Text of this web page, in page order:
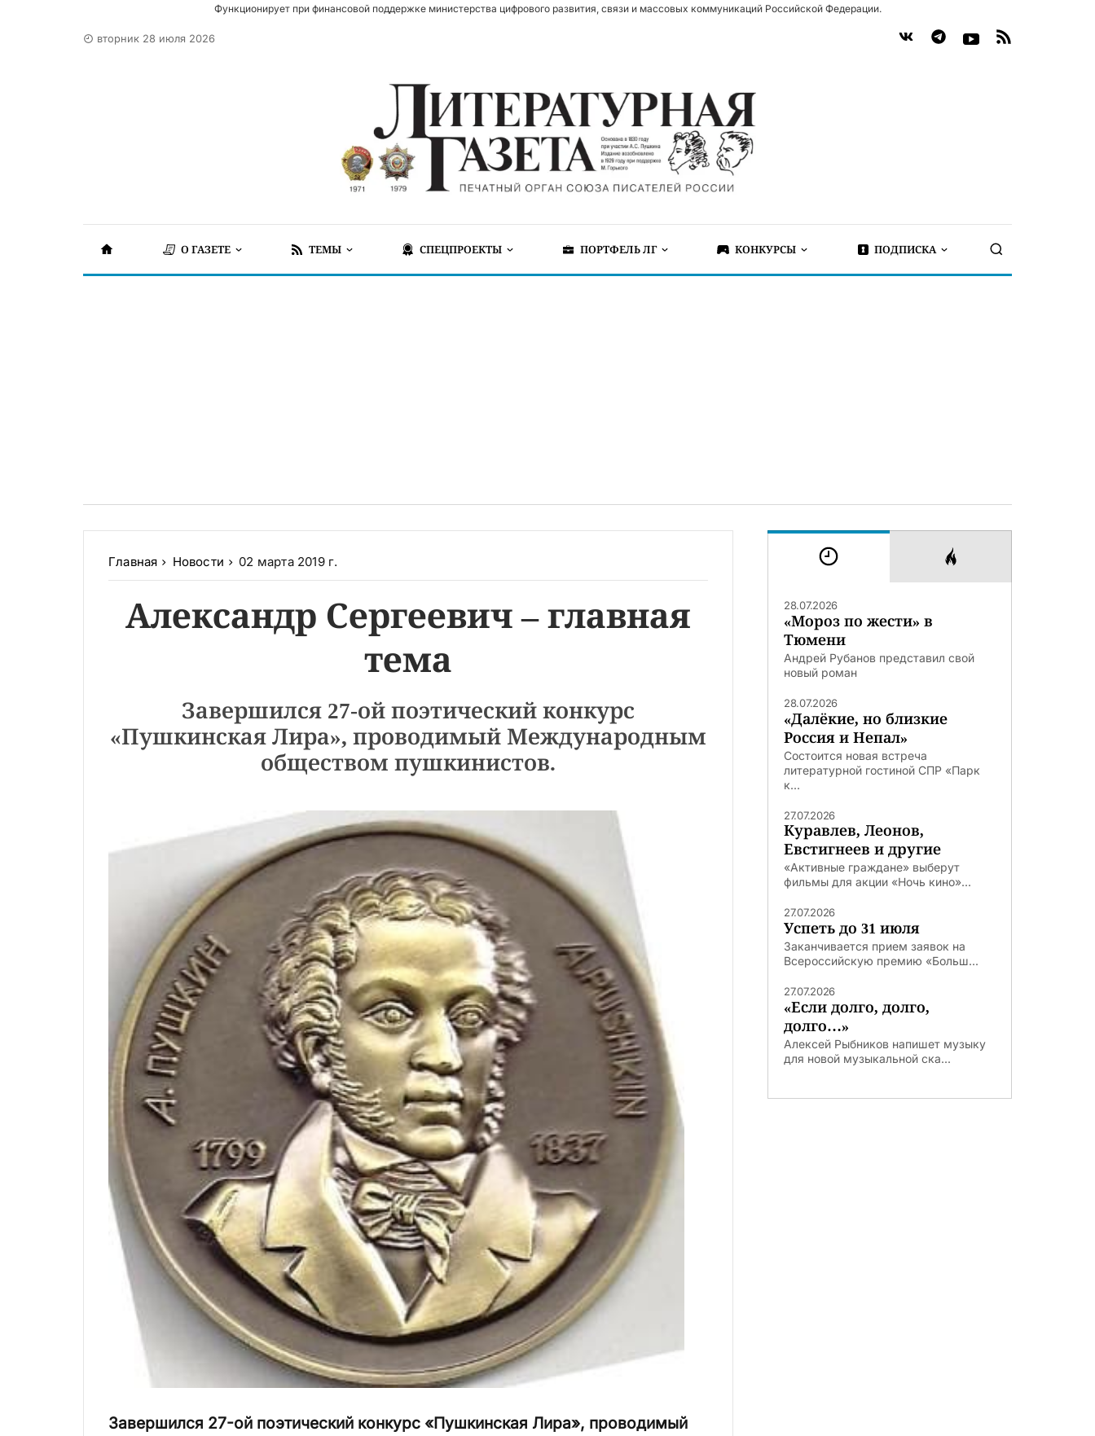
Функционирует при финансовой поддержке министерства цифрового развития, связи и массовых коммуникаций Российской Федерации.
вторник 28 июля 2026
О ГАЗЕТЕ ТЕМЫ СПЕЦПРОЕКТЫ ПОРТФЕЛЬ ЛГ КОНКУРСЫ ПОДПИСКА
Главная Новости 02 марта 2019 г.
Александр Сергеевич – главная
тема
Завершился 27-ой поэтический конкурс
«Пушкинская Лира», проводимый Международным
обществом пушкинистов.
Завершился 27-ой поэтический конкурс «Пушкинская Лира», проводимый
28.07.2026
«Мороз по жести» в
Тюмени
Андрей Рубанов представил свой
новый роман
28.07.2026
«Далёкие, но близкие
Россия и Непал»
Состоится новая встреча
литературной гостиной СПР «Парк
к...
27.07.2026
Куравлев, Леонов,
Евстигнеев и другие
«Активные граждане» выберут
фильмы для акции «Ночь кино»...
27.07.2026
Успеть до 31 июля
Заканчивается прием заявок на
Всероссийскую премию «Больш...
27.07.2026
«Если долго, долго,
долго…»
Алексей Рыбников напишет музыку
для новой музыкальной ска...